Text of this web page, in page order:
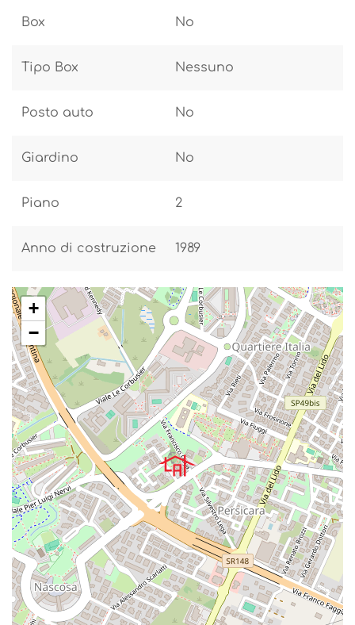
Box No
Tipo Box Nessuno
Posto auto No
Giardino No
Piano 2
Anno di costruzione 1989
+
−